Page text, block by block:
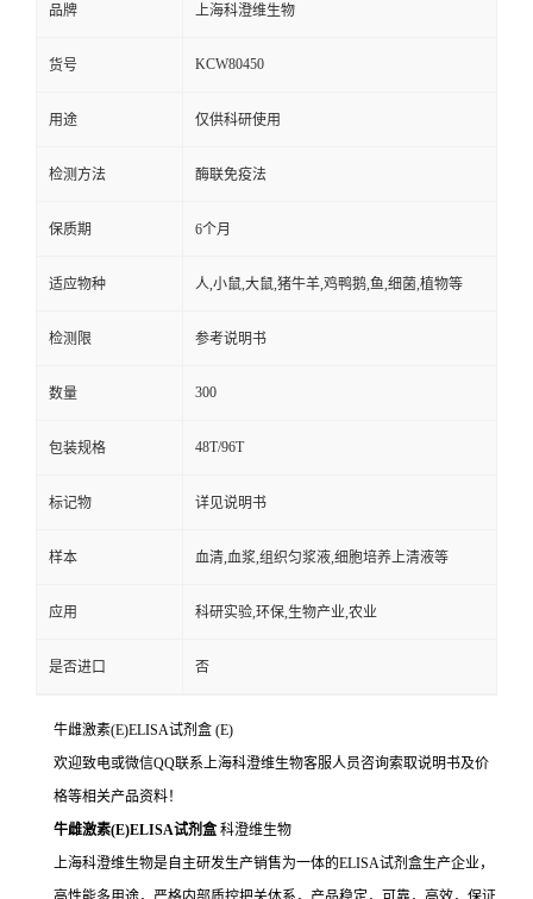
品牌 上海科澄维生物
货号 KCW80450
用途 仅供科研使用
检测方法 酶联免疫法
保质期 6个月
适应物种 人,小鼠,大鼠,猪牛羊,鸡鸭鹅,鱼,细菌,植物等
检测限 参考说明书
数量 300
包装规格 48T/96T
标记物 详见说明书
样本 血清,血浆,组织匀浆液,细胞培养上清液等
应用 科研实验,环保,生物产业,农业
是否进口 否
牛雌激素(E)ELISA试剂盒 (E)
欢迎致电或微信QQ联系上海科澄维生物客服人员咨询索取说明书及价
格等相关产品资料！
牛雌激素(E)ELISA试剂盒 科澄维生物
上海科澄维生物是自主研发生产销售为一体的ELISA试剂盒生产企业，